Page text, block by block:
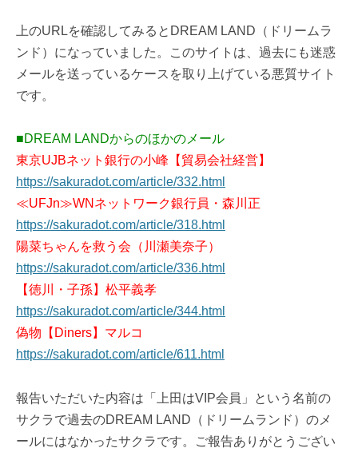
上のURLを確認してみるとDREAM LAND（ドリームラ
ンド）になっていました。このサイトは、過去にも迷惑
メールを送っているケースを取り上げている悪質サイト
です。
■DREAM LANDからのほかのメール
東京UJBネット銀行の小峰【貿易会社経営】
https://sakuradot.com/article/332.html
≪UFJn≫WNネットワーク銀行員・森川正
https://sakuradot.com/article/318.html
陽菜ちゃんを救う会（川瀬美奈子）
https://sakuradot.com/article/336.html
【徳川・子孫】松平義孝
https://sakuradot.com/article/344.html
偽物【Diners】マルコ
https://sakuradot.com/article/611.html
報告いただいた内容は「上田はVIP会員」という名前の
サクラで過去のDREAM LAND（ドリームランド）のメ
ールにはなかったサクラです。ご報告ありがとうござい